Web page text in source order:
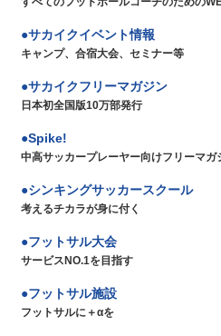
サカイクイベント情報
キャンプ、合宿大会、セミナー等
サカイクフリーマガジン
日本初全国版10万部発行
Spike!
中高サッカープレーヤー向けフリーマガ
シンキングサッカースクール
考えるチカラが身に付く
フットサル大会
サービスNO.1を目指す
フットサル施設
フットサルに＋αを